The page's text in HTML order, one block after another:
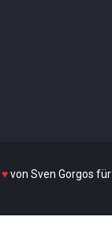
♥von Sven Gorgos für